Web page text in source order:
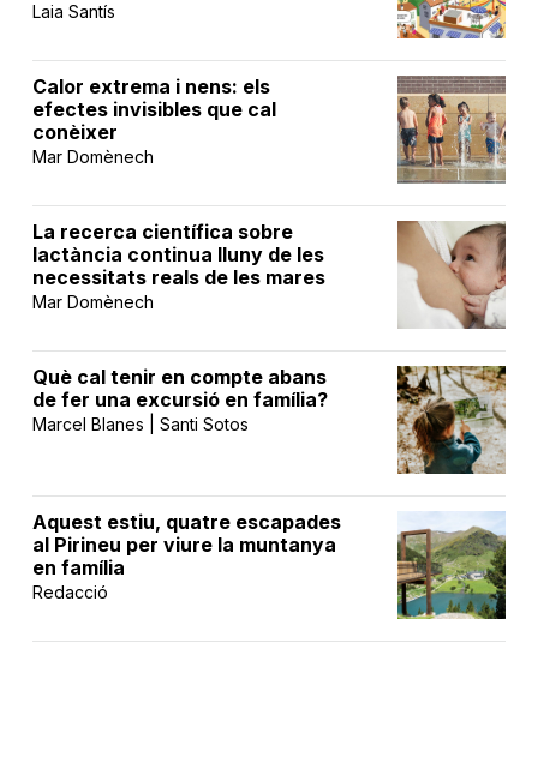
Laia Santís
Calor extrema i nens: els
efectes invisibles que cal
conèixer
Mar Domènech
La recerca científica sobre
lactància continua lluny de les
necessitats reals de les mares
Mar Domènech
Què cal tenir en compte abans
de fer una excursió en família?
Marcel Blanes | Santi Sotos
Aquest estiu, quatre escapades
al Pirineu per viure la muntanya
en família
Redacció